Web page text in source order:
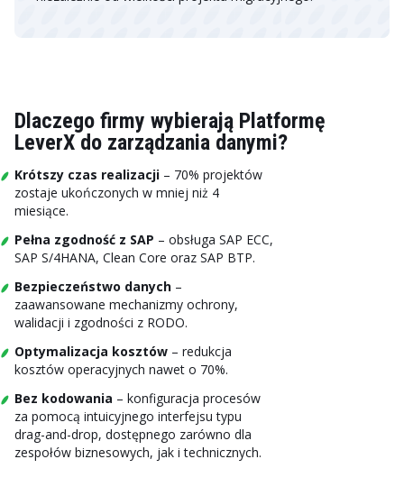
Dlaczego firmy wybierają Platformę
LeverX do zarządzania danymi?
Krótszy czas realizacji – 70% projektów
zostaje ukończonych w mniej niż 4
miesiące.
Pełna zgodność z SAP – obsługa SAP ECC,
SAP S/4HANA, Clean Core oraz SAP BTP.
Bezpieczeństwo danych –
zaawansowane mechanizmy ochrony,
walidacji i zgodności z RODO.
Optymalizacja kosztów – redukcja
kosztów operacyjnych nawet o 70%.
Bez kodowania – konfiguracja procesów
za pomocą intuicyjnego interfejsu typu
drag-and-drop, dostępnego zarówno dla
zespołów biznesowych, jak i technicznych.